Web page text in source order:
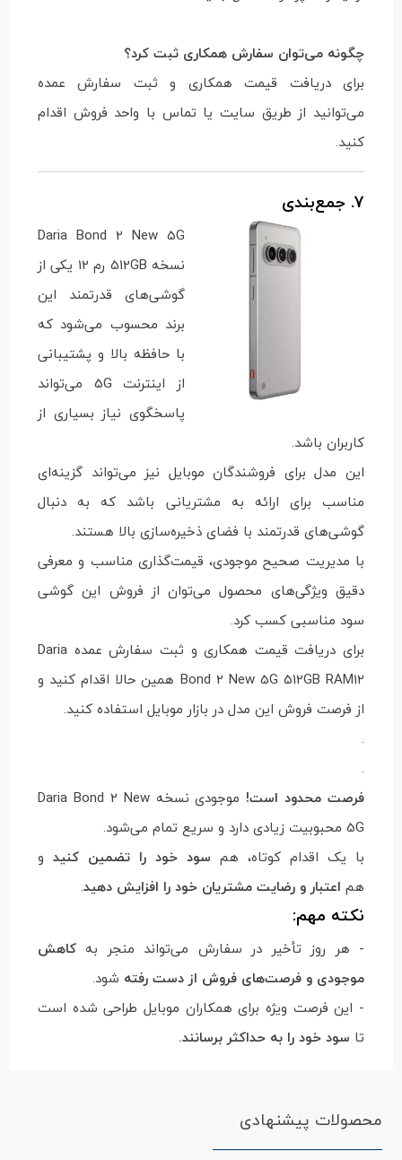
چگونه می‌توان سفارش همکاری ثبت کرد؟
برای دریافت قیمت همکاری و ثبت سفارش عمده
می‌توانید از طریق سایت یا تماس با واحد فروش اقدام
کنید.
7. جمع‌بندی
Daria Bond 2 New 5G
نسخه 512GB رم 12 یکی از
گوشی‌های قدرتمند این
برند محسوب می‌شود که
با حافظه بالا و پشتیبانی
از اینترنت 5G می‌تواند
پاسخگوی نیاز بسیاری از
کاربران باشد.
این مدل برای فروشندگان موبایل نیز می‌تواند گزینه‌ای
مناسب برای ارائه به مشتریانی باشد که به دنبال
گوشی‌های قدرتمند با فضای ذخیره‌سازی بالا هستند.
با مدیریت صحیح موجودی، قیمت‌گذاری مناسب و معرفی
دقیق ویژگی‌های محصول می‌توان از فروش این گوشی
سود مناسبی کسب کرد.
برای دریافت قیمت همکاری و ثبت سفارش عمده Daria
Bond 2 New 5G 512GB RAM12 همین حالا اقدام کنید و
از فرصت فروش این مدل در بازار موبایل استفاده کنید.
.
.
فرصت محدود است!
موجودی نسخه Daria Bond 2 New
5G محبوبیت زیادی دارد و سریع تمام می‌شود.
با یک اقدام کوتاه، هم سود خود را تضمین کنید و
هم اعتبار و رضایت مشتریان خود را افزایش دهید.
نکته مهم:
- هر روز تأخیر در سفارش می‌تواند منجر به کاهش
موجودی و فرصت‌های فروش از دست رفته شود.
- این فرصت ویژه برای همکاران موبایل طراحی شده است
تا سود خود را به حداکثر برسانند.
محصولات پیشنهادی